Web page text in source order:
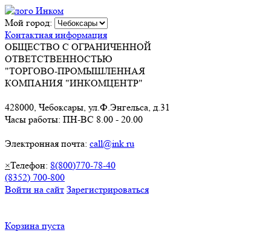
Мой город:
Контактная информация
ОБЩЕСТВО С ОГРАНИЧЕННОЙ
ОТВЕТСТВЕННОСТЬЮ
"ТОРГОВО-ПРОМЫШЛЕННАЯ
КОМПАНИЯ "ИНКОМЦЕНТР"
428000, Чебоксары, ул.Ф.Энгельса, д.31
Часы работы: ПН-ВС 8.00 - 20.00
Электронная почта: call@ink.ru
×Телефон: 8(800)770-78-40
(8352) 700-800
Войти на сайт Зарегистрироваться
Корзина пуста